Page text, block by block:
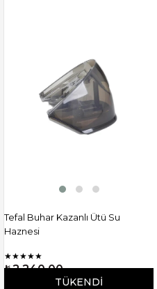
TÜKENDI
Tefal Buhar Kazanlı Ütü Su
Haznesi
★★★★★
₺2.240,00